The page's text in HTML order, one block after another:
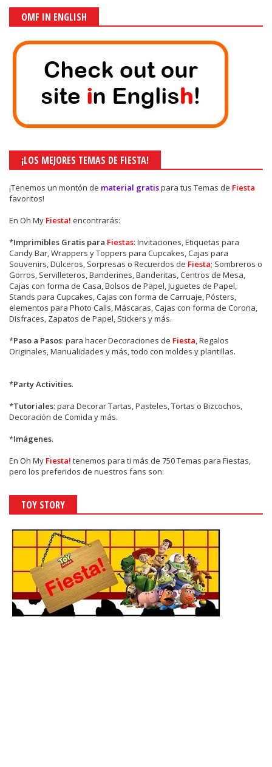
OMF IN ENGLISH
¡LOS MEJORES TEMAS DE FIESTA!
¡Tenemos un montón de material gratispara tus Temas de Fiesta
favoritos!
En Oh My Fiesta! encontrarás:
*Imprimibles Gratis para Fiestas: Invitaciones, Etiquetas para
Candy Bar, Wrappers y Toppers para Cupcakes, Cajas para
Souvenirs, Dulceros, Sorpresas o Recuerdos de Fiesta; Sombreros o
Gorros, Servilleteros, Banderines, Banderitas, Centros de Mesa,
Cajas con forma de Casa, Bolsos de Papel, Juguetes de Papel,
Stands para Cupcakes, Cajas con forma de Carruaje, Pósters,
elementos para Photo Calls, Máscaras, Cajas con forma de Corona,
Disfraces, Zapatos de Papel, Stickers y más.
*Paso a Pasos: para hacer Decoraciones de Fiesta, Regalos
Originales, Manualidades y más, todo con moldes y plantillas.
*Party Activities.
*Tutoriales: para Decorar Tartas, Pasteles, Tortas o Bizcochos,
Decoración de Comida y más.
*Imágenes.
En Oh My Fiesta! tenemos para ti más de 750 Temas para Fiestas,
pero los preferidos de nuestros fans son:
TOY STORY